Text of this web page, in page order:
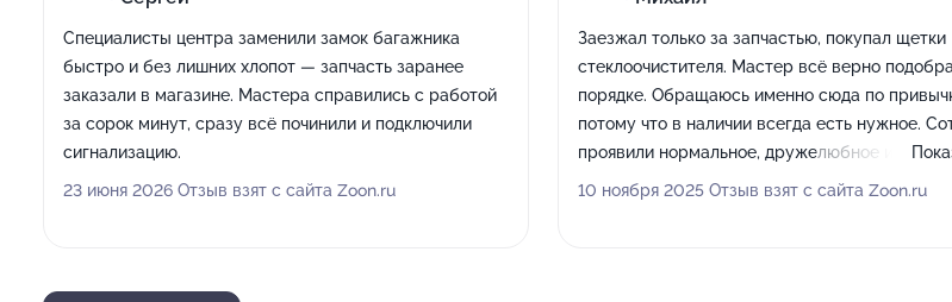
Специалисты центра заменили замок багажника
быстро и без лишних хлопот — запчасть заранее
заказали в магазине. Мастера справились с работой
за сорок минут, сразу всё починили и подключили
сигнализацию.
23 июня 2026 Отзыв взят с сайта Zoon.ru
Заезжал только за запчастью, покупал щетки
стеклоочистителя. Мастер всё верно
порядке. Обращаюсь именно сюда по
потому что в наличии всегда есть нужное.
проявили нормальное, дружелюбное и
профессиональное отношение.
10 ноября 2025 Отзыв взят с сайта Zoon.ru